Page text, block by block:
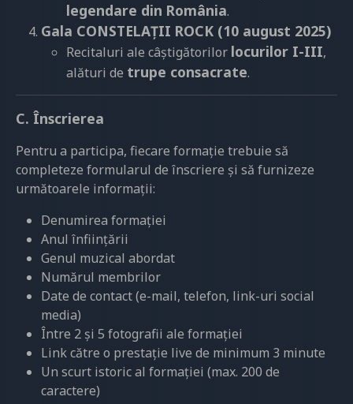
legendare din România.
Gala CONSTELAȚII ROCK (10 august 2025)
Recitaluri ale câștigătorilor locurilor I-III,
alături de trupe consacrate.
C. Înscrierea
Pentru a participa, fiecare formație trebuie să
completeze formularul de înscriere și să furnizeze
următoarele informații:
Denumirea formației
Anul înființării
Genul muzical abordat
Numărul membrilor
Date de contact (e-mail, telefon, link-uri social
media)
Între 2 și 5 fotografii ale formației
Link către o prestație live de minimum 3 minute
Un scurt istoric al formației (max. 200 de
caractere)